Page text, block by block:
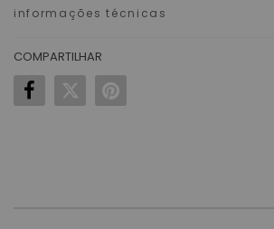
informações técnicas
COMPARTILHAR